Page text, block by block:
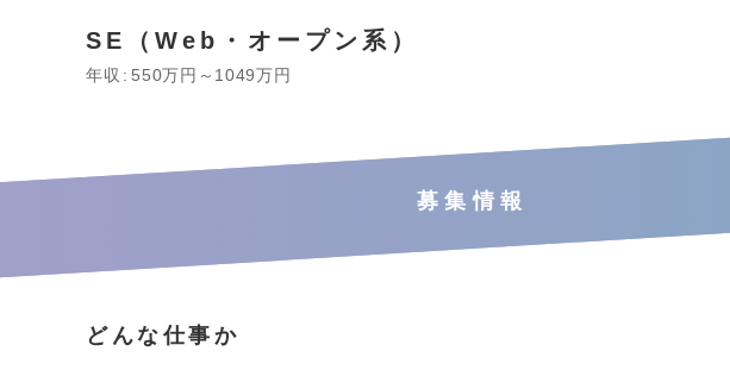
SE（Web・オープン系）
年収 550万円～1049万円
募集情報
どんな仕事か